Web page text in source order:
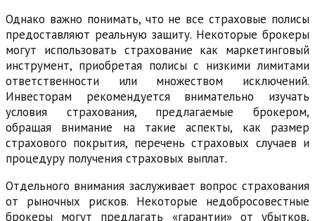
Однако важно понимать, что не все страховые полисы
предоставляют реальную защиту. Некоторые брокеры
могут использовать страхование как маркетинговый
инструмент, приобретая полисы с низкими лимитами
ответственности или множеством исключений.
Инвесторам рекомендуется внимательно изучать
условия страхования, предлагаемые брокером,
обращая внимание на такие аспекты, как размер
страхового покрытия, перечень страховых случаев и
процедуру получения страховых выплат.
Отдельного внимания заслуживает вопрос страхования
от рыночных рисков. Некоторые недобросовестные
брокеры могут предлагать «гарантии» от убытков,